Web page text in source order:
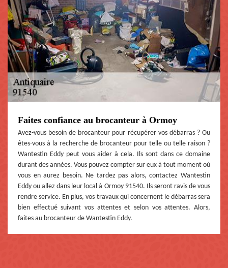
Faites confiance au brocanteur à Ormoy
Avez-vous besoin de brocanteur pour récupérer vos débarras ? Ou
êtes-vous à la recherche de brocanteur pour telle ou telle raison ?
Wantestin Eddy peut vous aider à cela. Ils sont dans ce domaine
durant des années. Vous pouvez compter sur eux à tout moment où
vous en aurez besoin. Ne tardez pas alors, contactez Wantestin
Eddy ou allez dans leur local à Ormoy 91540. Ils seront ravis de vous
rendre service. En plus, vos travaux qui concernent le débarras sera
bien effectué suivant vos attentes et selon vos attentes. Alors,
faites au brocanteur de Wantestin Eddy.